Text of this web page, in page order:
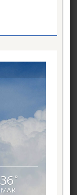
36 °
MAR